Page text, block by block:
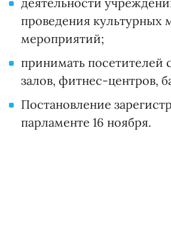
проведения культурных
мероприятий;
принимать посетителей
залов, фитнес-центров,
Постановление
парламенте 16 ноября.